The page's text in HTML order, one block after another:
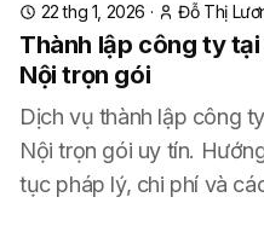
22 thg 1, 2026 · Đỗ Thị
Thành lập công ty
Nội trọn gói
Dịch vụ thành lập công
Nội trọn gói uy tín.
tục pháp lý, chi phí và